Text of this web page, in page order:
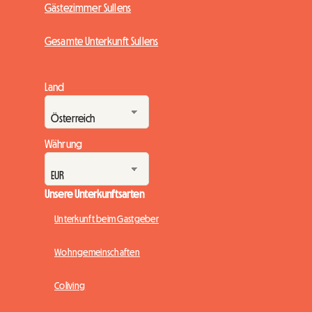
Gästezimmer Sullens
Gesamte Unterkunft Sullens
Land
Währung
Unsere Unterkunftsarten
Unterkunft beim Gastgeber
Wohngemeinschaften
Coliving